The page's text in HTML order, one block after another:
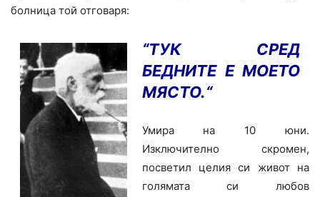
болница той отговаря:
“ТУК СРЕД
БЕДНИТЕ Е МОЕТО
МЯСТО.“
Умира на 10 юни.
Изключително скромен,
посветил целия си живот на
голямата си любов